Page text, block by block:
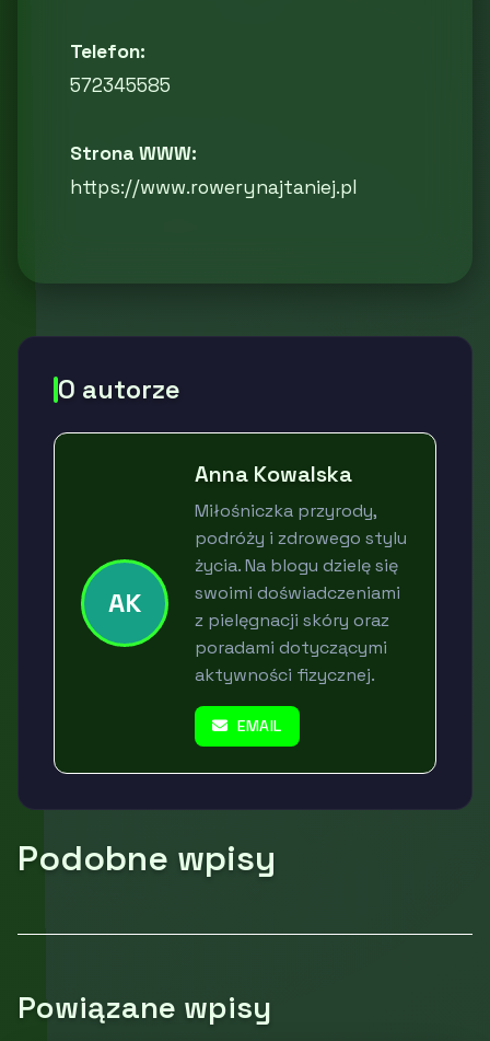
Telefon:
572345585
Strona WWW:
https://www.rowerynajtaniej.pl
O autorze
AK
Anna Kowalska
Miłośniczka przyrody,
podróży i zdrowego stylu
życia. Na blogu dzielę się
swoimi doświadczeniami
z pielęgnacji skóry oraz
poradami dotyczącymi
aktywności fizycznej.
EMAIL
Podobne wpisy
Powiązane wpisy